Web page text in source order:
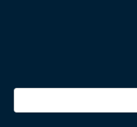
Search: